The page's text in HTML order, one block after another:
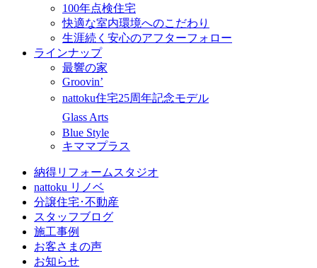
100年点検住宅
快適な室内環境へのこだわり
生涯続く安心のアフターフォロー
ラインナップ
最響の家
Groovin’
nattoku住宅25周年記念モデル
Glass Arts
Blue Style
キママプラス
納得リフォームスタジオ
nattoku リノベ
分譲住宅･不動産
スタッフブログ
施工事例
お客さまの声
お知らせ